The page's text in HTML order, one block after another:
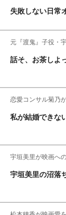
失敗しない日常
元『渡鬼』子役・
話そ、お茶しよ
恋愛コンサル菊乃
私が結婚できな
宇垣美里が映画へ
宇垣美里の沼落